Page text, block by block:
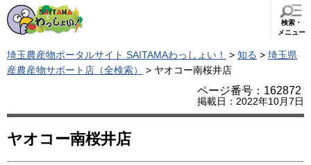
検索・
メニュー
埼玉農産物ポータルサイト SAITAMAわっしょい！ > 知る > 埼玉県
産農産物サポート店（全検索）
> ヤオコー南桜井店
ページ番号：162872
掲載日：2022年10月7日
ヤオコー南桜井店